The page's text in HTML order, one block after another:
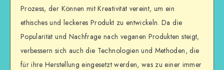
Prozess, der Können mit Kreativität vereint, um ein
ethisches und leckeres Produkt zu entwickeln. Da die
Popularität und Nachfrage nach veganen Produkten steigt,
verbessern sich auch die Technologien und Methoden, die
für ihre Herstellung eingesetzt werden, was zu einer immer